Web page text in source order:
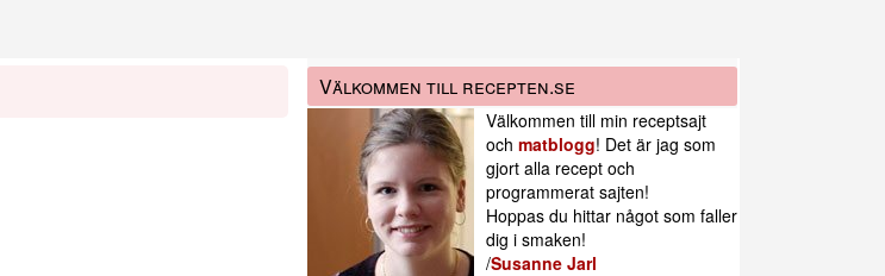
Välkommen till recepten.se
Välkommen till min receptsajt
och matblogg! Det är jag som
gjort alla recept och
programmerat sajten!
Hoppas du hittar något som faller
dig i smaken!
/Susanne Jarl